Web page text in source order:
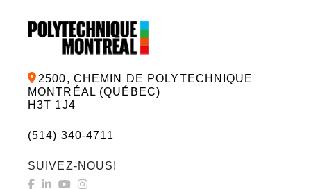
2500, CHEMIN DE POLYTECHNIQUE
MONTRÉAL (QUÉBEC)
H3T 1J4
(514) 340-4711
SUIVEZ-NOUS!